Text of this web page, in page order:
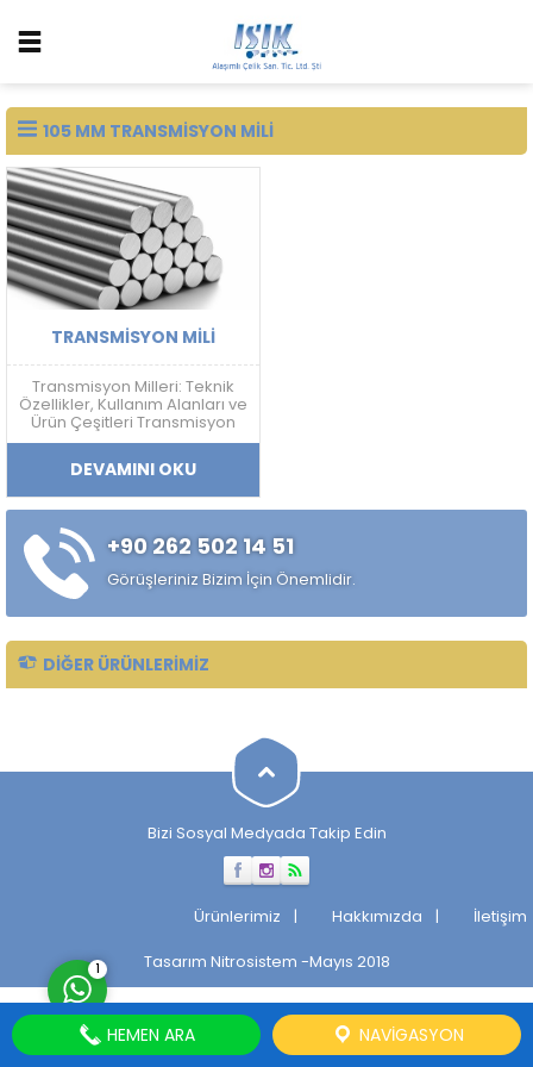
105 MM TRANSMISYON MILI
TRANSMISYON MILI
Transmisyon Milleri: Teknik
Özellikler, Kullanım Alanları ve
Ürün Çeşitleri Transmisyon
Mili Nedir? Transmisyon mili;
mekanik güç aktarımı,
doğrusal hareket sistemleri
ve makine ekipmanlarında
kullanılan, yüksek ölçü
hassasiyetine sahip soğuk
çekilmiş çelik mil ürünüdür.
Standart sıcak haddelenmiş
çeliklere kıyasla daha
DEVAMINI OKU
+90 262 502 14 51
Görüşleriniz Bizim İçin Önemlidir.
DIĞER ÜRÜNLERIMIZ
Bizi Sosyal Medyada Takip Edin
Ürünlerimiz Hakkımızda
İletişim
Tasarım Nitrosistem -Mayıs 2018
Cevap Yaz
1
HEMEN ARA NAVIGASYON